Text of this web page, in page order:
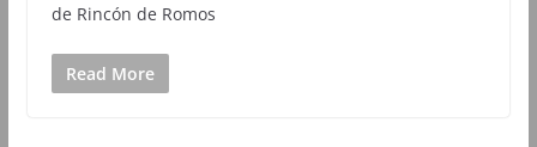
de Rincón de Romos
Read More